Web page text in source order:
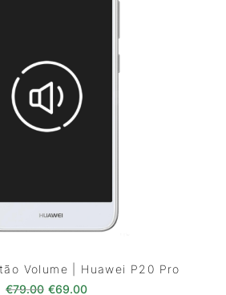
Volume | Huawei P20 Pro
€79.00 O preço original era: €79.00.
€69.00O preço atual é: